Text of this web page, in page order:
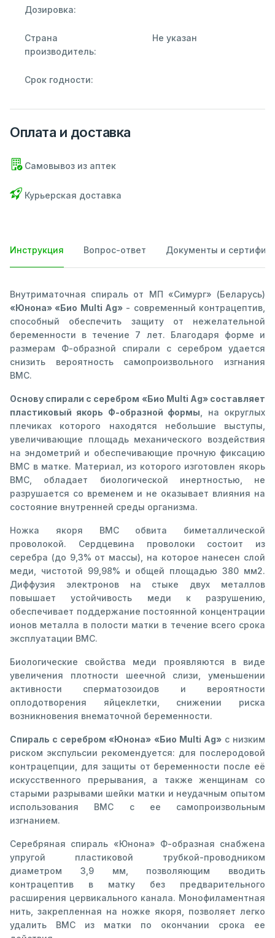
Дозировка:
Страна
производитель:
Не указан
Срок годности:
Оплата и доставка
Самовывоз из аптек
Курьерская доставка
Инструкция Вопрос-ответ Документы и
Внутриматочная спираль от МП «Симург» (Беларусь)
«Юнона» «Био Multi Ag» - современный контрацептив,
способный обеспечить защиту от нежелательной
беременности в течение 7 лет. Благодаря форме и
размерам Ф-образной спирали с серебром удается
снизить вероятность самопроизвольного изгнания
ВМС.
Основу спирали с серебром «Био Multi Ag» составляет
пластиковый якорь Ф-образной формы , на округлых
плечиках которого находятся небольшие выступы,
увеличивающие площадь механического воздействия
на эндометрий и обеспечивающие прочную фиксацию
ВМС в матке. Материал, из которого изготовлен якорь
ВМС, обладает биологической инертностью, не
разрушается со временем и не оказывает влияния на
состояние внутренней среды организма.
Ножка якоря ВМС обвита биметаллической
проволокой. Сердцевина проволоки состоит из
серебра (до 9,3% от массы), на которое нанесен слой
меди, чистотой 99,98% и общей площадью 380 мм2.
Диффузия электронов на стыке двух металлов
повышает устойчивость меди к разрушению,
обеспечивает поддержание постоянной концентрации
ионов металла в полости матки в течение всего срока
эксплуатации ВМС.
Биологические свойства меди проявляются в виде
увеличения плотности шеечной слизи, уменьшении
активности сперматозоидов и вероятности
оплодотворения яйцеклетки, снижении риска
возникновения внематочной беременности.
Спираль с серебром «Юнона» «Био Multi Ag»с низким
риском экспульсии рекомендуется: для послеродовой
контрацепции, для защиты от беременности после её
искусственного прерывания, а также женщинам со
старыми разрывами шейки матки и неудачным опытом
использования ВМС с ее самопроизвольным
изгнанием.
Серебряная спираль «Юнона» Ф-образная снабжена
упругой пластиковой трубкой-проводником
диаметром 3,9 мм, позволяющим вводить
контрацептив в матку без предварительного
расширения цервикального канала. Монофиламентная
нить, закрепленная на ножке якоря, позволяет легко
удалить ВМС из матки по окончании срока ее